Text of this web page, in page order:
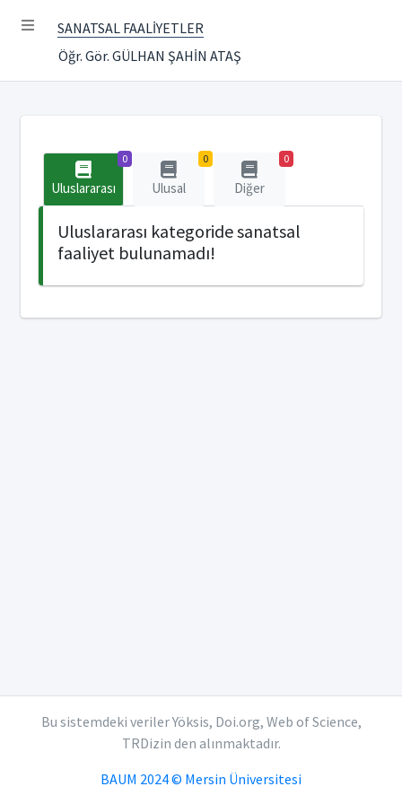
SANATSAL FAALİYETLER
Öğr. Gör. GÜLHAN ŞAHİN ATAŞ
0
Uluslararası
0
Ulusal
0
Diğer
Uluslararası kategoride sanatsal
faaliyet bulunamadı!
Bu sistemdeki veriler Yöksis, Doi.org, Web of Science,
TRDizin den alınmaktadır.
BAUM 2024 © Mersin Üniversitesi